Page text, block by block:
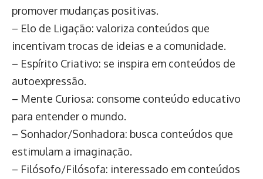
promover mudanças positivas.
– Elo de Ligação: valoriza conteúdos que
incentivam trocas de ideias e a comunidade.
– Espírito Criativo: se inspira em conteúdos de
autoexpressão.
– Mente Curiosa: consome conteúdo educativo
para entender o mundo.
– Sonhador/Sonhadora: busca conteúdos que
estimulam a imaginação.
– Filósofo/Filósofa: interessado em conteúdos